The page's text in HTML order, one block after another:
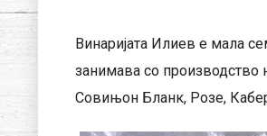
Винаријата Илиев е мала
занимава со производство
Совињон Бланк, Розе,